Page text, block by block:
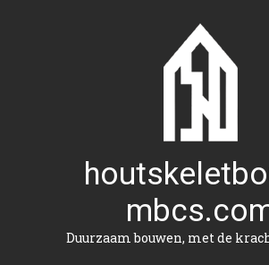
Duurzaam bouwen, met de